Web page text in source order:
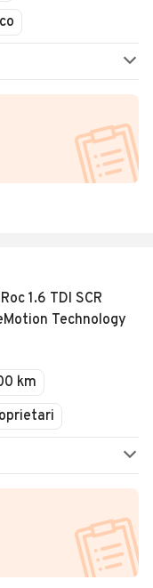
1.6 TDI SCR
Technology
km